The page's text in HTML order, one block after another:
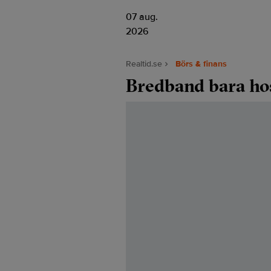
07 aug.
2026
Realtid.se Börs & finans
Bredband bara